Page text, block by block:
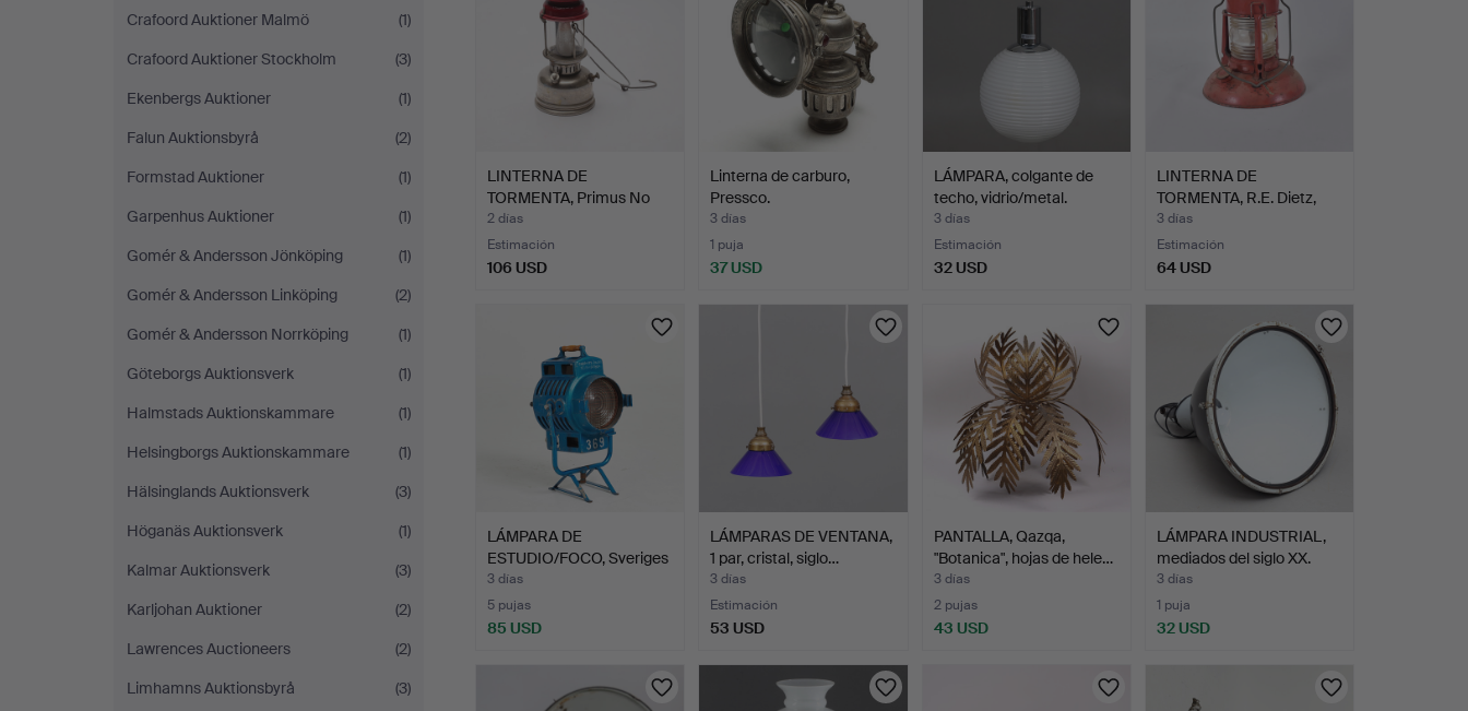
Crafoord Auktioner Malmö
(1)
Crafoord Auktioner Stockholm
(3)
Ekenbergs Auktioner
(1)
Falun Auktionsbyrå
(2)
Formstad Auktioner
(1)
Garpenhus Auktioner
(1)
Gomér & Andersson Jönköping
(1)
Gomér & Andersson Linköping
(2)
Gomér & Andersson Norrköping
(1)
Göteborgs Auktionsverk
(1)
Halmstads Auktionskammare
(1)
Helsingborgs Auktionskammare
(1)
Hälsinglands Auktionsverk
(3)
Höganäs Auktionsverk
(1)
Kalmar Auktionsverk
(3)
Karljohan Auktioner
(2)
Lawrences Auctioneers
(2)
Limhamns Auktionsbyrå
(3)
LINTERNA DE
TORMENTA, Primus No
991.
2 días
Estimación
106 USD
Linterna de carburo,
Pressco.
3 días
1 puja
37 USD
LÁMPARA, colgante de
techo, vidrio/metal.
3 días
Estimación
32 USD
LINTERNA DE
TORMENTA, R.E. Dietz,
Nueva Yo…
3 días
Estimación
64 USD
LÁMPARA DE
ESTUDIO/FOCO, Sveriges
Radio Te…
3 días
5 pujas
85 USD
LÁMPARAS DE VENTANA,
1 par, cristal, siglo…
3 días
Estimación
53 USD
PANTALLA, Qazqa,
"Botanica", hojas de hele…
3 días
2 pujas
43 USD
LÁMPARA INDUSTRIAL,
mediados del siglo XX.
3 días
1 puja
32 USD